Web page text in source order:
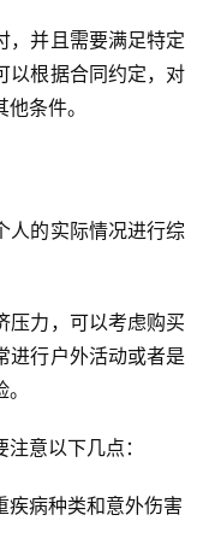
，并且需要满足特定
以根据合同约定，对
条件。
人的实际情况进行综
压力，可以考虑购买
进行户外活动或者是
意以下几点：
疾病种类和意外伤害